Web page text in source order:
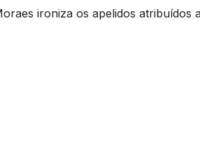
ironiza os apelidos atribuídos